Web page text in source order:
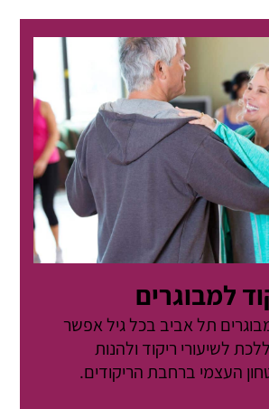
למבוגרים
תל אביב בכל גיל אפשר
לשיעורי ריקוד ולהנות
העצמי ברחבת הריקודים.